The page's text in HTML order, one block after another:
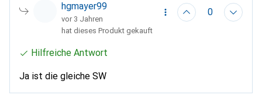
hgmayer99
vor 3 Jahren
0
hat dieses Produkt gekauft
Hilfreiche Antwort
Ja ist die gleiche SW